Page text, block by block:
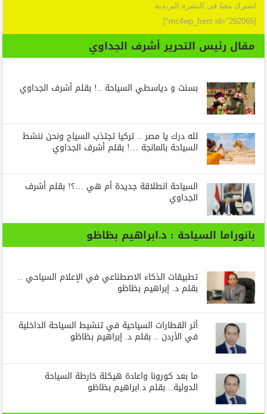
اشترك معنا فى النشرة البريدية
[mc4wp_form id="292065"]
مقال رئيس التحرير أشرف الجداوي
بسنت و دياسطي السياحة ..! بقلم أشرف الجداوي
لله درك يا مصر .. تركيا تجتذب السياح ونحن ننشط
السياحة بالمانجة …! بقلم أشرف الجداوي
السياحة انطلاقة جديدة أم هي …؟! بقلم أشرف
الجداوي
بانوراما السياحة : د.ابراهيم بظاظو
تطبيقات الذكاء الاصطناعي في الإعلام السياحي ..
بقلم د. إبراهيم بظاظو
أثر القطارات السياحية في تنشيط السياحة الداخلية
في الأردن .. بقلم د. إبراهيم بظاظو
ما بعد كورونا واعادة هيكلة خارطة السياحة
الدولية…بقلم د.ابراهيم بظاظو